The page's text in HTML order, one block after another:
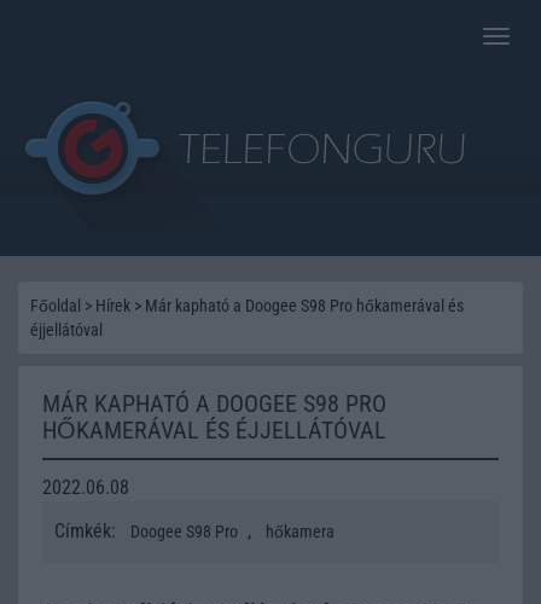
Toggle
Főoldal > Hírek > Már kapható a Doogee S98 Pro hőkamerával és
éjjellátóval
MÁR KAPHATÓ A DOOGEE S98 PRO
HŐKAMERÁVAL ÉS ÉJJELLÁTÓVAL
2022.06.08
Címkék:
Doogee S98 Pro , hőkamera